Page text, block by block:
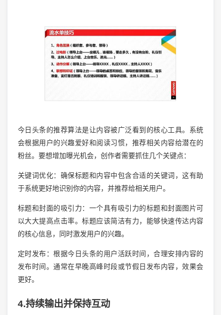
今日头条的推荐算法是让内容被广泛看到的核心工具。系统
会根据用户的兴趣爱好和阅读习惯，推荐相关内容给潜在的
粉丝。要想增加曝光机会，创作者需要抓住几个关键点：
关键词优化：确保标题和内容中包含合适的关键词，这有助
于系统更好地识别你的内容，并推荐给相关用户。
标题和封面的吸引力：一个具有吸引力的标题和封面图片可
以大大提高点击率。标题应该简洁有力，能够快速传达内容
的核心信息，同时激发用户的兴趣。
定时发布：根据今日头条的用户活跃时间，合理安排内容的
发布时间。通常在早晚高峰时段或节假日发布内容，效果会
更好。
4.持续输出并保持互动